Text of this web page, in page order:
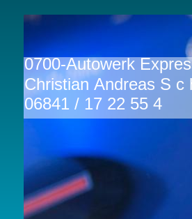
0700-
Christian Andreas S
06841 / 17 22 55 4